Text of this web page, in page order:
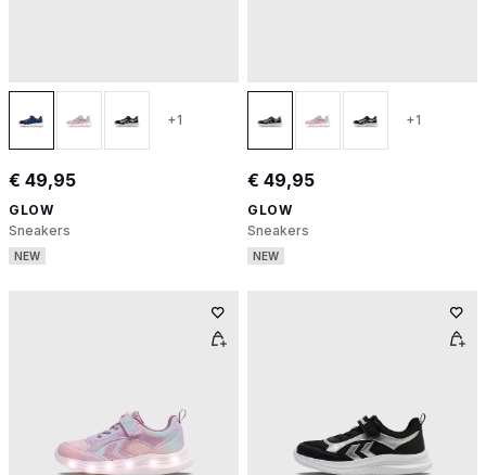
+1
€ 49,95
GLOW
Sneakers
NEW
+1
€ 49,95
GLOW
Sneakers
NEW